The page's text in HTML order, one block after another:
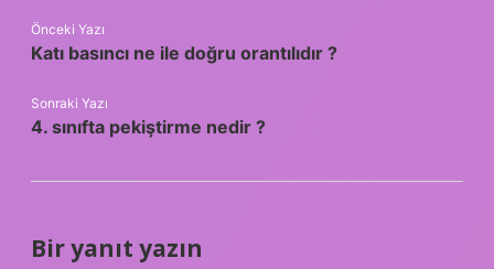
Önceki Yazı
Katı basıncı ne ile doğru orantılıdır ?
Sonraki Yazı
4. sınıfta pekiştirme nedir ?
Bir yanıt yazın